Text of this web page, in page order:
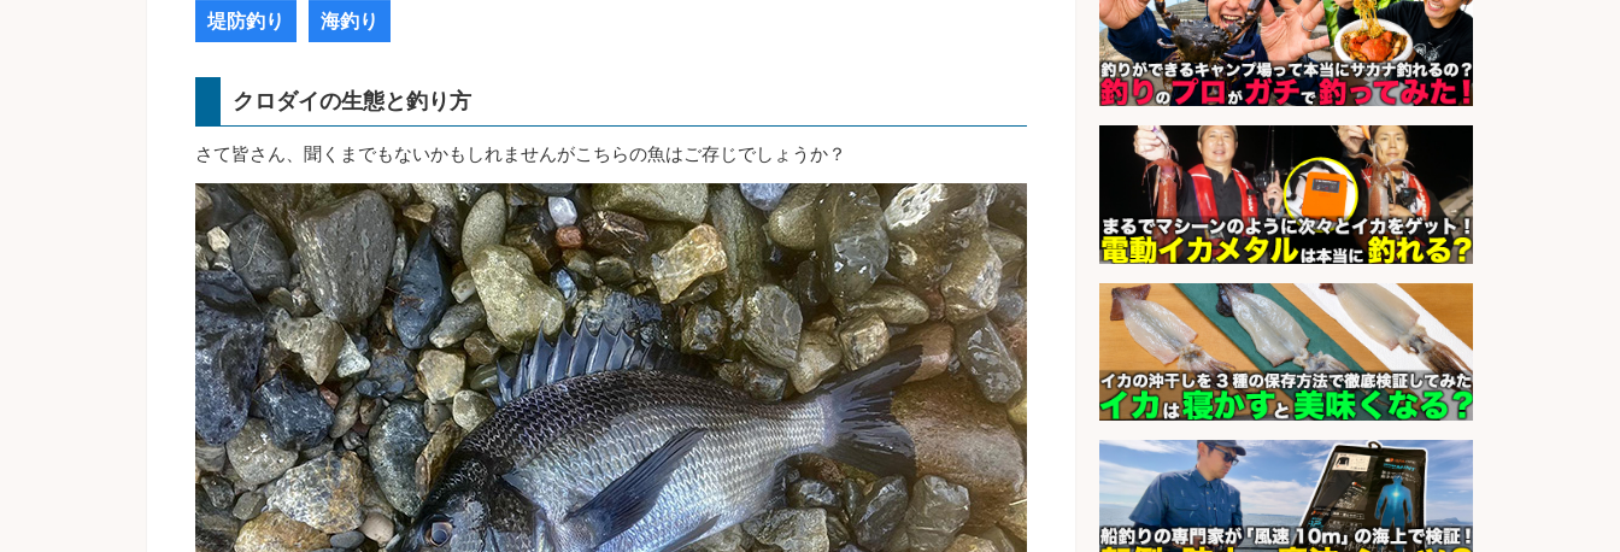
堤防釣り 海釣り
クロダイの生態と釣り方
さて皆さん、聞くまでもないかもしれませんがこちらの魚はご存じでしょうか？
釣り具のかんたん軽作業/高収入/交
通費支給/制服貸与/正社員登用あり
会社名 株式会社REnista
sponsored by 求人ボックス
仕分け・シール貼り/釣り具などの
出荷作業/兵庫県/神戸市北区
UTエージェント株式会社
sponsored by 求人ボックス
釣り具などの出荷作業
会社名 UTエージェント株式会社
sponsored by 求人ボックス
釣り具のかんたん軽作業/高収入/交
通費支給/制服貸与/正社員登用あり